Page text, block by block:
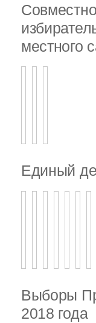
местного
Единый
Выборы
2018 года